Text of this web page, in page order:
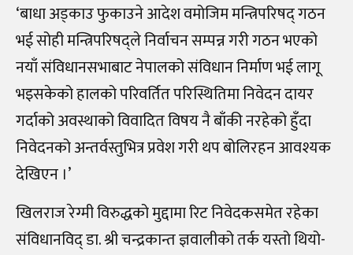
‘बाधा अड्काउ फुकाउने आदेश वमोजिम मन्त्रिपरिषद् गठन
भई सोही मन्त्रिपरिषद्ले निर्वाचन सम्पन्न गरी गठन भएको
नयाँ संविधानसभाबाट नेपालको संविधान निर्माण भई लागू
भइसकेको हालको परिवर्तित परिस्थितिमा निवेदन दायर
गर्दाको अवस्थाको विवादित विषय नै बाँकी नरहेको हुँदा
निवेदनको अन्तर्वस्तुभित्र प्रवेश गरी थप बोलिरहन आवश्यक
देखिएन ।’
खिलराज रेग्मी विरुद्धको मुद्दामा रिट निवेदकसमेत रहेका
संविधानविद् डा. श्री चन्द्रकान्त ज्ञवालीको तर्क यस्तो थियो-